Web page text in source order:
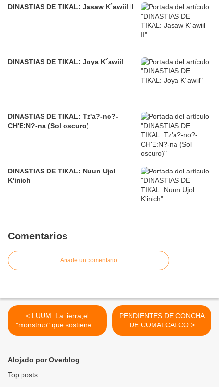
DINASTIAS DE TIKAL: Jasaw K´awiil II
DINASTIAS DE TIKAL: Joya K´awiil
DINASTIAS DE TIKAL: Tz'a?-no?-
CH'E:N?-na (Sol oscuro)
DINASTIAS DE TIKAL: Nuun Ujol
K'inich
Comentarios
Añade un comentario
< LUUM: La tierra,el
"monstruo" que sostiene la
vida
PENDIENTES DE CONCHA
DE COMALCALCO >
Alojado por Overblog
Top posts